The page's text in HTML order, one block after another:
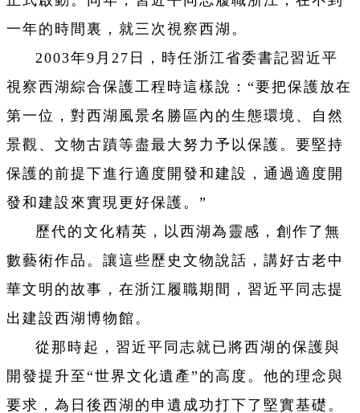
一年的時間裏，就三次視察西湖。
2003年9月27日，時任浙江省委書記習近平
視察西湖綜合保護工程時這樣說：“要把保護放在
第一位，對西湖風景名勝區內的生態環境、自然
景觀、文物古蹟等盡最大努力予以保護。要堅持
保護的前提下進行適度開發和建設，通過適度開
發和建設來實現更好保護。”
歷代的文化精英，以西湖為靈感，創作了無
數藝術作品。讓這些歷史文物說話，講好古老中
華文明的故事，在浙江履職期間，習近平同志提
出建設西湖博物館。
從那時起，習近平同志就已將西湖的保護與
開發提升至“世界文化遺產”的高度。他的理念與
要求，為日後西湖的申遺成功打下了堅實基礎。